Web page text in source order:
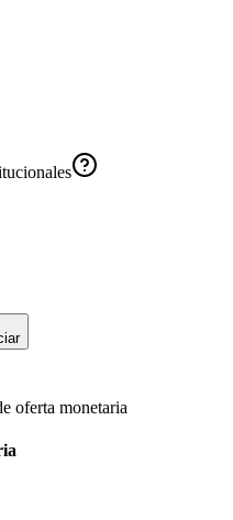
oferta monetaria